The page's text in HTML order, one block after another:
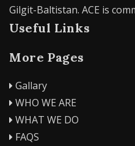
Gilgit-Baltistan. ACE is
Useful Links
More Pages
Gallary
WHO WE ARE
WHAT WE DO
FAQS